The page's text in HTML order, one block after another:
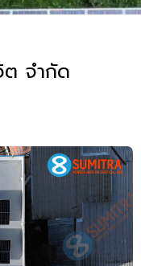
จำกัด